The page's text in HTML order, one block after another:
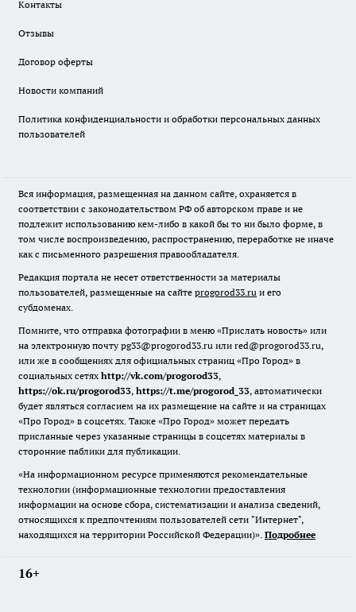
Контакты
Отзывы
Договор оферты
Новости компаний
Политика конфиденциальности и обработки персональных данных
пользователей
Вся информация, размещенная на данном сайте, охраняется в
соответствии с законодательством РФ об авторском праве и не
подлежит использованию кем-либо в какой бы то ни было форме, в
том числе воспроизведению, распространению, переработке не иначе
как с письменного разрешения правообладателя.
Редакция портала не несет ответственности за материалы
пользователей, размещенные на сайте progorod33.ru и его
субдоменах.
Помните, что отправка фотографии в меню «Прислать новость» или
на электронную почту pg33@progorod33.ru или red@progorod33.ru,
или же в сообщениях для официальных страниц «Про Город» в
социальных сетях http://vk.com/progorod33,
https://ok.ru/progorod33, https://t.me/progorod_33, автоматически
будет являться согласием на их размещение на сайте и на страницах
«Про Город» в соцсетях. Также «Про Город» может передать
присланные через указанные страницы в соцсетях материалы в
сторонние паблики для публикации.
«На информационном ресурсе применяются рекомендательные
технологии (информационные технологии предоставления
информации на основе сбора, систематизации и анализа сведений,
относящихся к предпочтениям пользователей сети "Интернет",
находящихся на территории Российской Федерации)». Подробнее
16+